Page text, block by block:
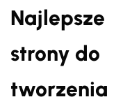
Najlepsze
strony do
tworzenia